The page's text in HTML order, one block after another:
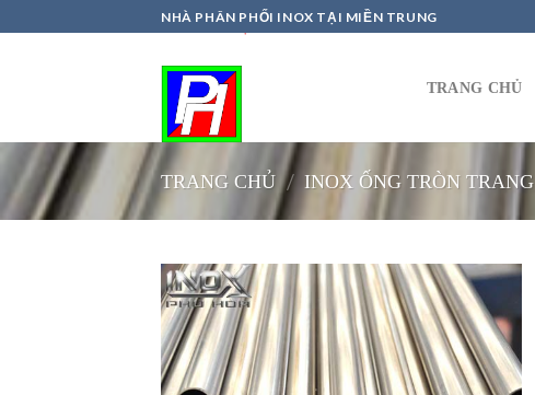
to
NHÀ PHÂN PHỐI INOX TẠI MIỀN TRUNG
TRANG CHỦ
TRANG CHỦ / INOX ỐNG TRÒN